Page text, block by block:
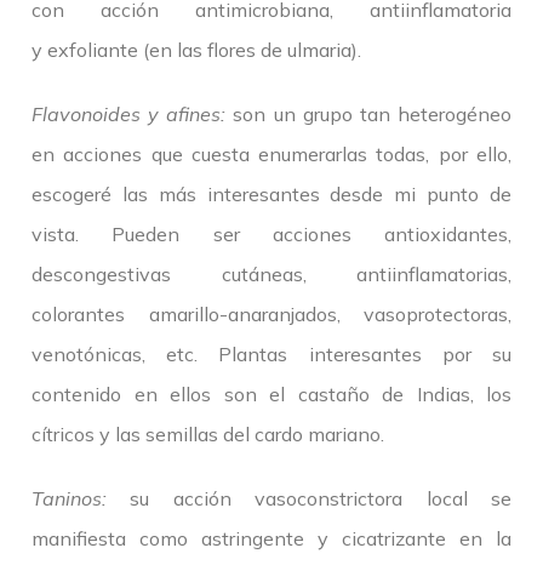
con acción antimicrobiana, antiinflamatoria
y exfoliante (en las flores de ulmaria).
Flavonoides y afines: son un grupo tan heterogéneo
en acciones que cuesta enumerarlas todas, por ello,
escogeré las más interesantes desde mi punto de
vista. Pueden ser acciones antioxidantes,
descongestivas cutáneas, antiinflamatorias,
colorantes amarillo-anaranjados, vasoprotectoras,
venotónicas, etc. Plantas interesantes por su
contenido en ellos son el castaño de Indias, los
cítricos y las semillas del cardo mariano.
Taninos: su acción vasoconstrictora local se
manifiesta como astringente y cicatrizante en la